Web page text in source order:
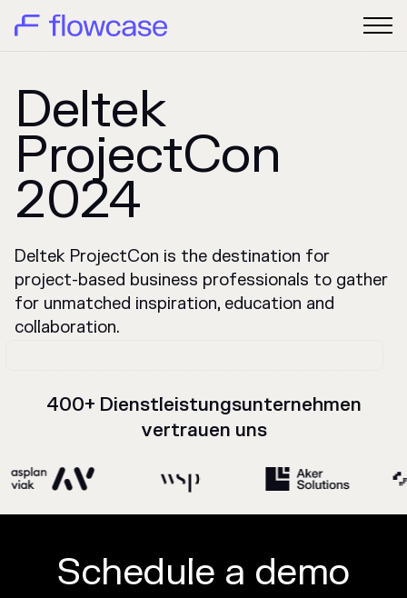
Deltek
ProjectCon
2024
Deltek ProjectCon is the destination for
project-based business professionals to gather
for unmatched inspiration, education and
collaboration.
400+ Dienstleistungsunternehmen
vertrauen uns
Schedule a demo